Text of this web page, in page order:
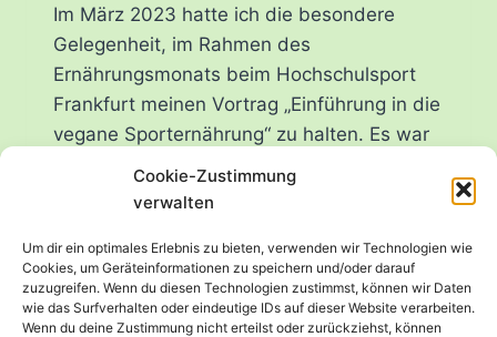
Cookie-Zustimmung
verwalten
Um dir ein optimales Erlebnis zu bieten, verwenden wir Technologien wie
Cookies, um Geräteinformationen zu speichern und/oder darauf
zuzugreifen. Wenn du diesen Technologien zustimmst, können wir Daten
wie das Surfverhalten oder eindeutige IDs auf dieser Website verarbeiten.
Wenn du deine Zustimmung nicht erteilst oder zurückziehst, können
Im März 2023 hatte ich die besondere
Gelegenheit, im Rahmen des
Ernährungsmonats beim Hochschulsport
Frankfurt meinen Vortrag „Einführung in die
vegane Sporternährung“ zu halten. Es war
das erste Mal, dass ich diesen Vortrag
präsentierte, und ich freue mich, die
Reise durch die Grundlagen der veganen
Ernährung im Sport mitgenommen zu
haben….